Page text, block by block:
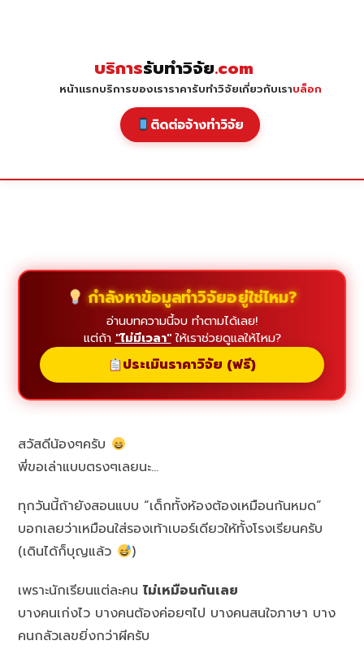
บริการรับทำวิจัย.com
หน้าแรกบริการของเราราคารับทำวิจัยเกี่ยวกับเราบล็อก
ติดต่อจ้างทำวิจัย
กำลังหาข้อมูลทำวิจัยอยู่ใช่ไหม?
อ่านบทความนี้จบ ทำตามได้เลย!
แต่ถ้า "ไม่มีเวลา"ให้เราช่วยดูแลให้ไหม?
ประเมินราคาวิจัย (ฟรี)
สวัสดีน้องๆครับ
พี่ขอเล่าแบบตรงๆเลยนะ…
ทุกวันนี้ถ้ายังสอนแบบ “เด็กทั้งห้องต้องเหมือนกันหมด”
บอกเลยว่าเหมือนใส่รองเท้าเบอร์เดียวให้ทั้งโรงเรียนครับ
(เดินได้ก็บุญแล้ว
)
เพราะนักเรียนแต่ละคนไม่เหมือนกันเลย
บางคนเก่งไว บางคนต้องค่อยๆไป บางคนสนใจภาษา บาง
คนกลัวเลขยิ่งกว่าผีครับ